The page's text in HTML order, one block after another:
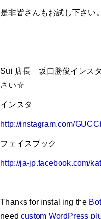
是非皆さんもお試し下さい。
Sui 店長 坂口勝俊インス
さい☆
インスタ
http://instagram.com/
フェイスブック
http://ja-jp.facebook.com/
Thanks for installing the
need custom WordPress